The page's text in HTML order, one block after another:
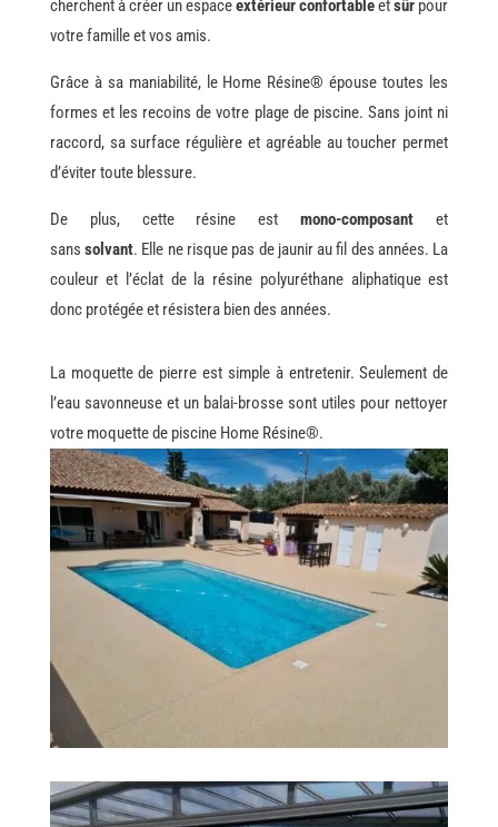
cherchent à créer un espaceextérieur confortableetsûr pour
votre famille et vos amis.
Grâce à sa maniabilité, le Home Résine® épouse toutes les
formes et les recoins de votre plage de piscine. Sans joint ni
raccord, sa surface régulière et agréable au toucher permet
d’éviter toute blessure.
De plus, cette résine estmono-composant et
sanssolvant. Elle ne risque pas de jaunir au fil des années. La
couleur et l’éclat de la résine polyuréthane aliphatique est
donc protégée et résistera bien des années.
La moquette de pierre est simple à entretenir. Seulement de
l’eau savonneuse et un balai-brosse sont utiles pour nettoyer
votre moquette de piscine Home Résine®.